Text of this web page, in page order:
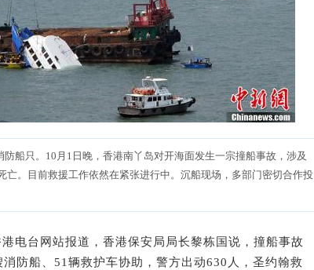
船只。10月1日晚，香港南丫岛对开海面发生一宗撞船事故，涉及
亡。目前救援工作依然在紧张进行中。沉船现场，多部门密切合作投
电台网站报道，香港保安局局长黎栋国说，撞船事故
防船、51辆救护车协助，警方出动630人，圣约翰救